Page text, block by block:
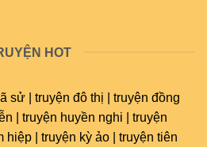
HOT
sử | truyện đô thị | truyện đồng
| truyện huyền nghi | truyện
hiệp | truyện kỳ ảo | truyện tiên